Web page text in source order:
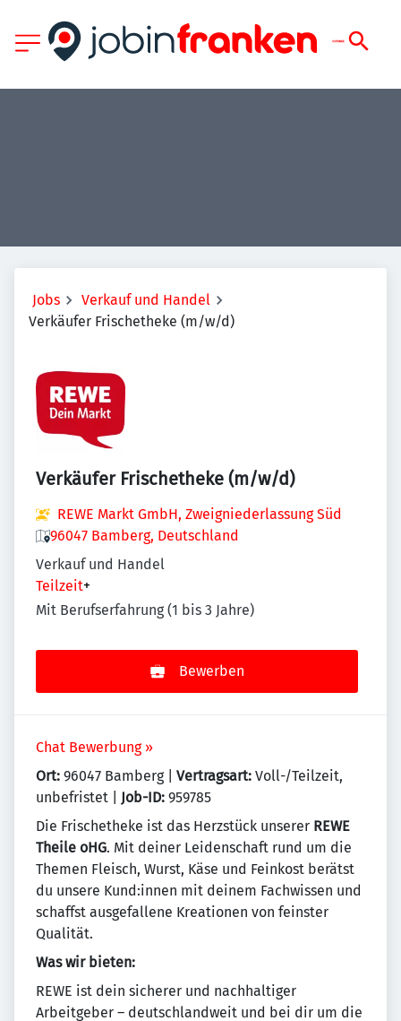
Jobs
Verkauf und Handel
Verkäufer Frischetheke (m/w/d)
Verkäufer Frischetheke (m/w/d)
REWE Markt GmbH, Zweigniederlassung Süd
96047 Bamberg, Deutschland
Verkauf und Handel
Teilzeit+
Mit Berufserfahrung (1 bis 3 Jahre)
Bewerben
Chat Bewerbung »
Ort: 96047 Bamberg | Vertragsart: Voll-/Teilzeit,
unbefristet | Job-ID: 959785
Die Frischetheke ist das Herzstück unserer REWE
Theile oHG. Mit deiner Leidenschaft rund um die
Themen Fleisch, Wurst, Käse und Feinkost berätst
du unsere Kund:innen mit deinem Fachwissen und
schaffst ausgefallene Kreationen von feinster
Qualität.
Was wir bieten:
REWE ist dein sicherer und nachhaltiger
Arbeitgeber – deutschlandweit und bei dir um die